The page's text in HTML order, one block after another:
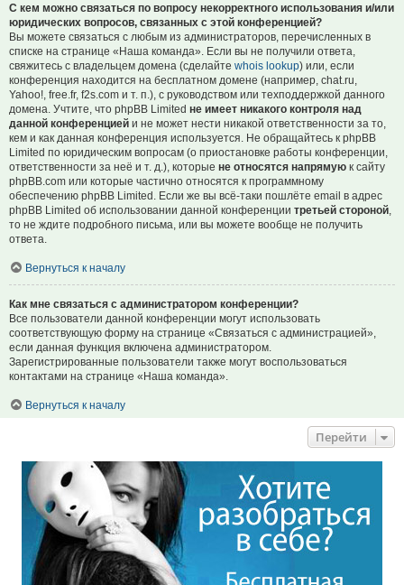
С кем можно связаться по вопросу некорректного использования и/или
юридических вопросов, связанных с этой конференцией?
Вы можете связаться с любым из администраторов, перечисленных в
списке на странице «Наша команда». Если вы не получили ответа,
свяжитесь с владельцем домена (сделайте whois lookup) или, если
конференция находится на бесплатном домене (например, chat.ru,
Yahoo!, free.fr, f2s.com и т. п.), с руководством или техподдержкой данного
домена. Учтите, что phpBB Limited не имеет никакого контроля над
данной конференцией и не может нести никакой ответственности за то,
кем и как данная конференция используется. Не обращайтесь к phpBB
Limited по юридическим вопросам (о приостановке работы конференции,
ответственности за неё и т. д.), которые не относятся напрямую к сайту
phpBB.com или которые частично относятся к программному
обеспечению phpBB Limited. Если же вы всё-таки пошлёте email в адрес
phpBB Limited об использовании данной конференции третьей стороной
то не ждите подробного письма, или вы можете вообще не получить
ответа.
Вернуться к началу
Как мне связаться с администратором конференции?
Все пользователи данной конференции могут использовать
соответствующую форму на странице «Связаться с администрацией»,
если данная функция включена администратором.
Зарегистрированные пользователи также могут воспользоваться
контактами на странице «Наша команда».
Вернуться к началу
Перейти